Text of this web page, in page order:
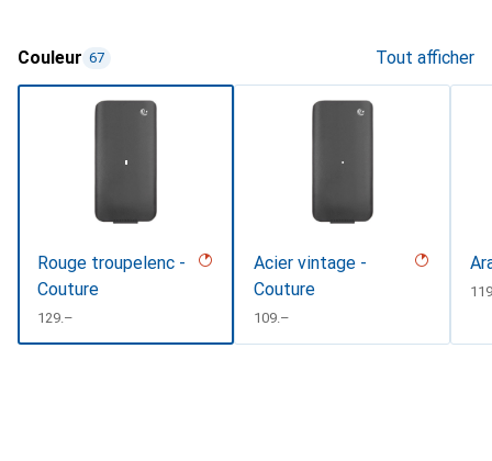
Couleur 67 Tout afficher
Rouge troupelenc -
Couture
CHF
129.–
Acier vintage -
Couture
CHF
109.–